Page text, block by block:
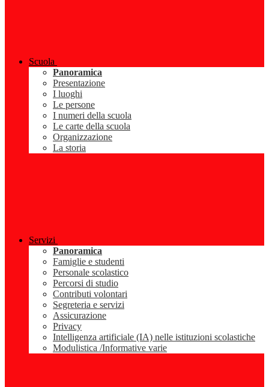
Scuola
Panoramica
Presentazione
I luoghi
Le persone
I numeri della scuola
Le carte della scuola
Organizzazione
La storia
Servizi
Panoramica
Famiglie e studenti
Personale scolastico
Percorsi di studio
Contributi volontari
Segreteria e servizi
Assicurazione
Privacy
Intelligenza artificiale (IA) nelle istituzioni scolastiche
Modulistica /Informative varie